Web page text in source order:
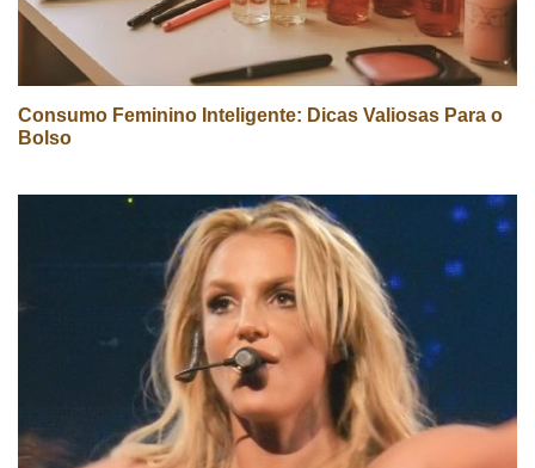
Consumo Feminino Inteligente: Dicas Valiosas Para o
Bolso